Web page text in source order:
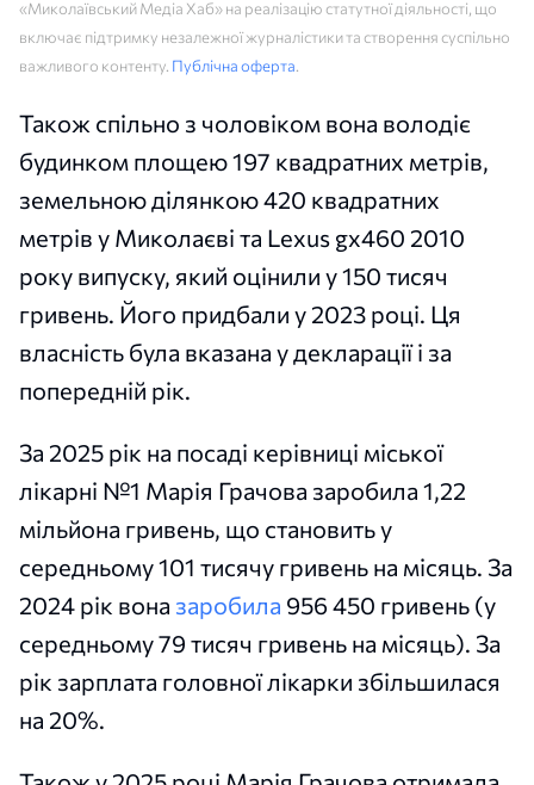
«Миколаївський Медіа Хаб» на реалізацію статутної діяльності, що
включає підтримку незалежної журналістики та створення суспільно
важливого контенту. Публічна оферта.
Також спільно з чоловіком вона володіє
будинком площею 197 квадратних метрів,
земельною ділянкою 420 квадратних
метрів у Миколаєві та Lexus gx460 2010
року випуску, який оцінили у 150 тисяч
гривень. Його придбали у 2023 році. Ця
власність була вказана у декларації і за
попередній рік.
За 2025 рік на посаді керівниці міської
лікарні №1 Марія Грачова заробила 1,22
мільйона гривень, що становить у
середньому 101 тисячу гривень на місяць. За
2024 рік вона заробила 956 450 гривень (у
середньому 79 тисяч гривень на місяць). За
рік зарплата головної лікарки збільшилася
на 20%.